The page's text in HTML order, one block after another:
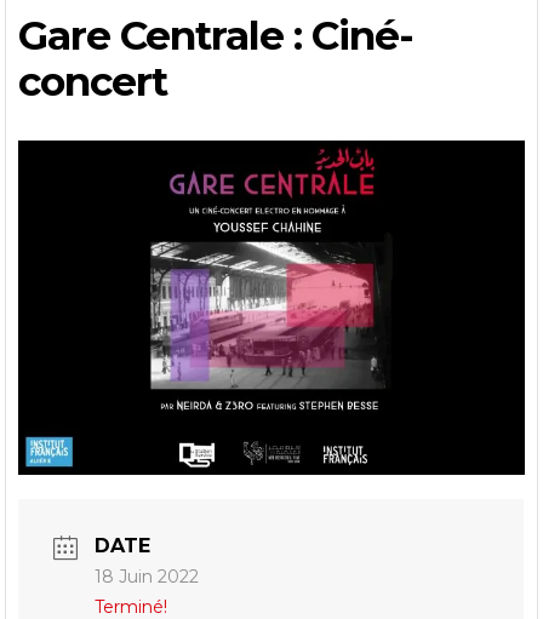
Gare Centrale : Ciné-
concert
DATE
18 Juin 2022
Terminé!